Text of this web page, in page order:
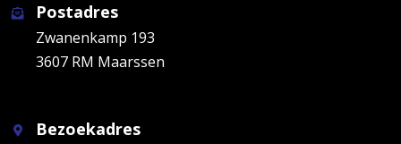
Postadres
Zwanenkamp 193
3607 RM Maarssen
Bezoekadres